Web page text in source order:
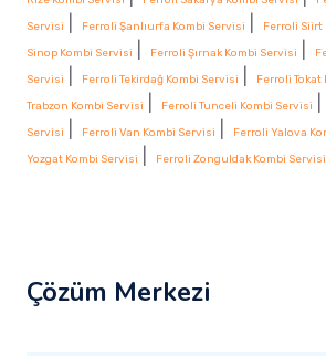
Servisi
Ferroli Şanlıurfa Kombi Servisi Ferroli Siirt
Sinop Kombi Servisi
Ferroli Şırnak Kombi Servisi
Servisi
Ferroli Tekirdağ Kombi Servisi Ferroli Tokat
Trabzon Kombi Servisi
Ferroli Tunceli Kombi Servisi
Servisi
Ferroli Van Kombi Servisi Ferroli Yalova
Yozgat Kombi Servisi
Ferroli Zonguldak Kombi Servisi
Çözüm Merkezi